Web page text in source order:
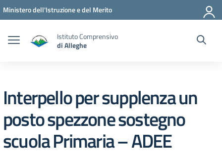
Vai ai contenuti
Vai al menu di navigazione
Vai al footer
Ministero dell'Istruzione e del Merito
Istituto Comprensivo
di Alleghe
Interpello per supplenza un
posto spezzone sostegno
scuola Primaria – ADEE